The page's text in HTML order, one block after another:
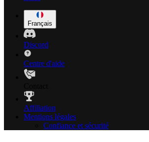
Français
Discord
Centre d'aide
Affiliation
Mentions légales
Confiance et sécurité